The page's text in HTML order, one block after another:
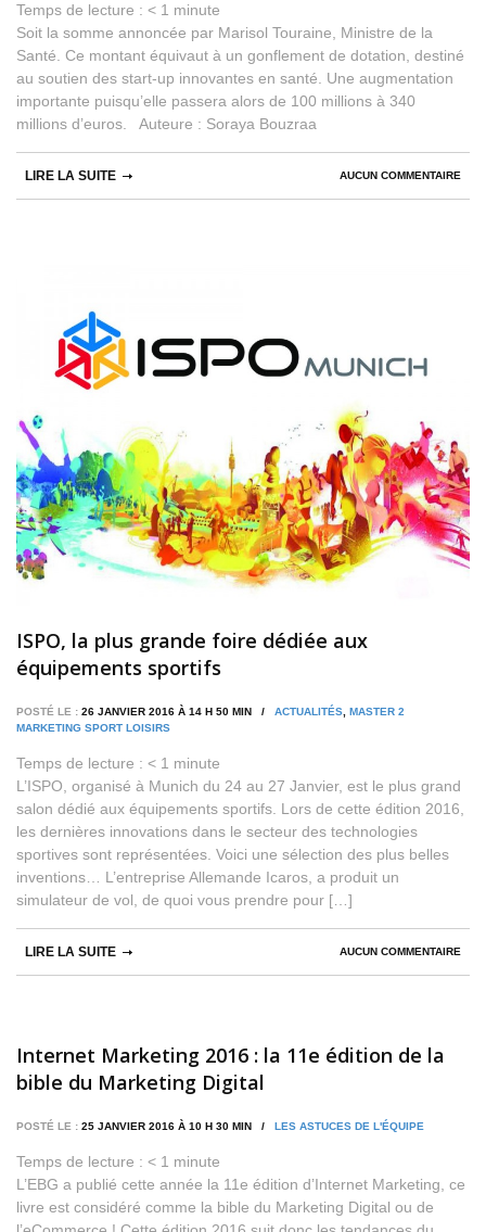
Temps de lecture : < 1 minute
Soit la somme annoncée par Marisol Touraine, Ministre de la
Santé. Ce montant équivaut à un gonflement de dotation, destiné
au soutien des start-up innovantes en santé. Une augmentation
importante puisqu’elle passera alors de 100 millions à 340
millions d’euros. Auteure : Soraya Bouzraa
AUCUN COMMENTAIRE
LIRE LA SUITE
ISPO, la plus grande foire dédiée aux
équipements sportifs
POSTÉ LE : 26 JANVIER 2016 À 14 H 50 MIN / ACTUALITÉS MASTER 2
MARKETING SPORT LOISIRS
Temps de lecture : < 1 minute
L’ISPO, organisé à Munich du 24 au 27 Janvier, est le plus grand
salon dédié aux équipements sportifs. Lors de cette édition 2016,
les dernières innovations dans le secteur des technologies
sportives sont représentées. Voici une sélection des plus belles
inventions… L’entreprise Allemande Icaros, a produit un
simulateur de vol, de quoi vous prendre pour […]
AUCUN COMMENTAIRE
LIRE LA SUITE
Internet Marketing 2016 : la 11e édition de la
bible du Marketing Digital
POSTÉ LE : 25 JANVIER 2016 À 10 H 30 MIN / LES ASTUCES DE L'ÉQUIPE
Temps de lecture : < 1 minute
L’EBG a publié cette année la 11e édition d’Internet Marketing, ce
livre est considéré comme la bible du Marketing Digital ou de